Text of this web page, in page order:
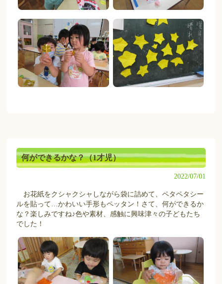
何ができるかな？（1才児）
2022/07/01
お花紙をクシャクシャしながら袋に詰めて、ペタペタシー
ルを貼って…かわいい手形もペッタン！さて、何ができるか
な？楽しみですね♪色や素材、感触に興味津々の子どもたち
でした！